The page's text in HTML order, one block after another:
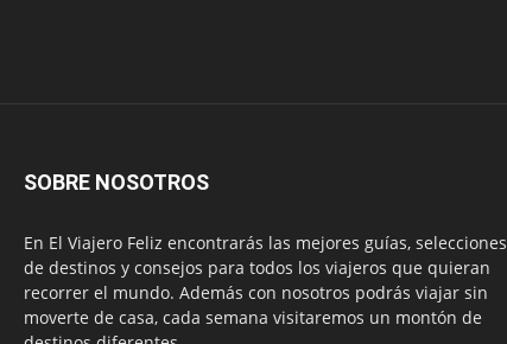
SOBRE NOSOTROS
En El Viajero Feliz encontrarás las mejores guías, selecciones
de destinos y consejos para todos los viajeros que quieran
recorrer el mundo. Además con nosotros podrás viajar sin
moverte de casa, cada semana visitaremos un montón de